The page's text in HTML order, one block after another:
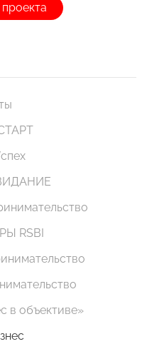
RSBI
в объективе»